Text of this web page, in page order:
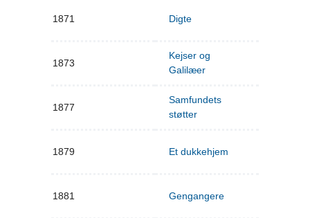
1871 Digte
1873
Kejser og
Galilæer
1877
Samfundets
støtter
1879 Et dukkehjem
1881 Gengangere